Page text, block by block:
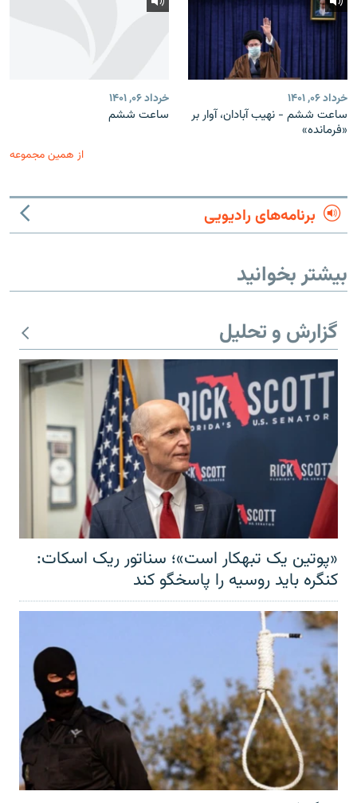
خرداد ۰۶, ۱۴۰۱
ساعت ششم - نهیب آبادان، آوار بر
«فرمانده»
خرداد ۰۶, ۱۴۰۱
ساعت‌ ششم
از همین مجموعه
برنامه‌های رادیویی
بیشتر بخوانید
گزارش و تحلیل
«پوتین یک تبهکار است»؛ سناتور ریک اسکات:
کنگره باید روسیه را پاسخگو کند